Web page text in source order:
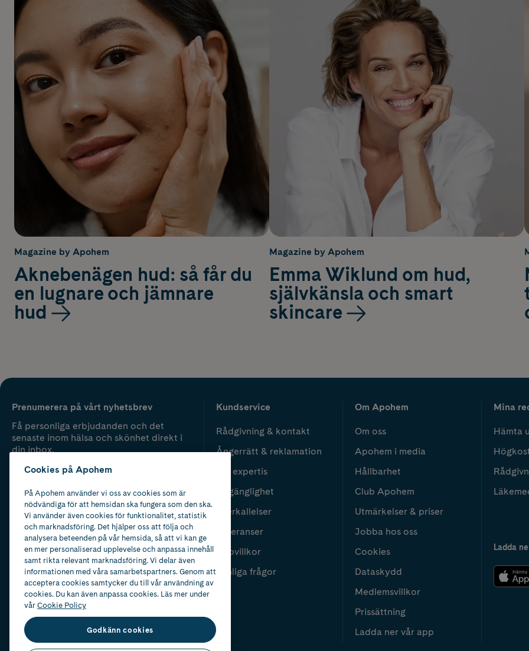
Magazine by Apohem
Aknebenägen hud: så får du
en lugnare och jämnare
hud
Magazine by Apohem
Emma Wiklund om hud,
självkänsla och smart
skincare
Prenumerera på vårt nyhetsbrev
Få personliga erbjudanden och det
senaste inom hälsa och skönhet direkt i
din inbox.
Kundservice
Rådgivning & kontakt
Ångerrätt & reklamation
Vår expertis
Tillgänglighet
Återkallelser
Leveranser
Köpvillkor
Vanliga frågor
Om Apohem
Om oss
Apohem i media
Hållbarhet
Club Apohem
Utmärkelser & priser
Jobba hos oss
Cookies
Dataskydd
Medlemsvillkor
Prissättning
Ladda ner vår app
Mina
Hämta
Ladda
Cookies på Apohem
På Apohem använder vi oss av cookies som är
nödvändiga för att hemsidan ska fungera som den ska.
Vi använder även cookies för funktionalitet, statistik
och marknadsföring. Det hjälper oss att följa och
analysera beteenden på vår hemsida, så att vi kan ge
en mer personaliserad upplevelse och anpassa innehåll
samt rikta relevant marknadsföring. Vi delar även
informationen med våra samarbetspartners. Genom att
acceptera cookies samtycker du till vår användning av
cookies. Du kan även anpassa cookies. Läs mer under
vårCookie Policy
Godkänn cookies